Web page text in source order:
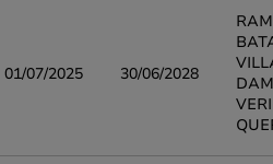
01/07/2025 30/06/2028